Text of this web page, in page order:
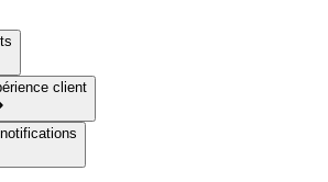
client